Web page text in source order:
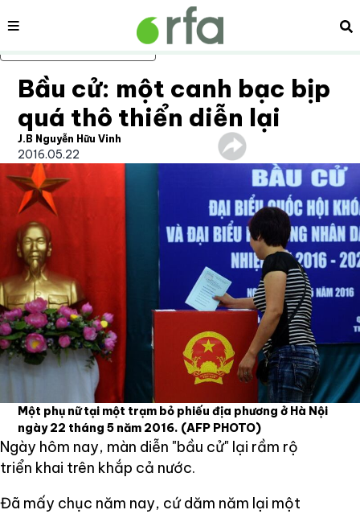
Bỏ qua nội dung chính
Nội dung
Bầu cử: một canh bạc bịp
quá thô thiển diễn lại
J.B Nguyễn Hữu Vinh
2016.05.22
Một phụ nữ tại một trạm bỏ phiếu địa phương ở Hà Nội
ngày 22 tháng 5 năm 2016. (AFP PHOTO)
Ngày hôm nay, màn diễn "bầu cử" lại rầm rộ
triển khai trên khắp cả nước.
Đã mấy chục năm nay, cứ dăm năm lại một